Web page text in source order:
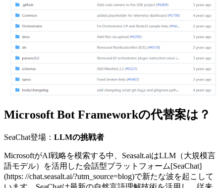
Microsoft Bot Frameworkの代替案は？
SeaChat登場： LLMの挑戦者
MicrosoftがAI戦略を模索する中、Seasalt.aiはLLM（大規模言
語モデル）を活用した会話型プラットフォーム[SeaChat]
(https: //chat.seasalt.ai/?utm_source=blog)で新たな波を起こして